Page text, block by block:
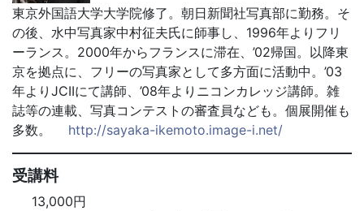
東京外国語大学大学院修了。朝日新聞社写真部に勤務。そ
の後、水中写真家中村征夫氏に師事し、1996年よりフリ
ーランス。2000年からフランスに滞在、’02帰国。以降東
京を拠点に、フリーの写真家として多方面に活動中。’03
年よりJCIIにて講師、’08年よりニコンカレッジ講師。雑
誌等の連載、写真コンテストの審査員なども。個展開催も
多数。 http://sayaka-ikemoto.image-i.net/
受講料
13,000円